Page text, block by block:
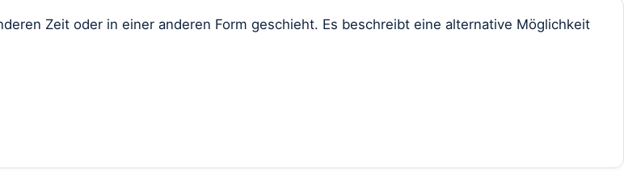
Zeit oder in einer anderen Form geschieht. Es beschreibt eine alternative Möglichkeit